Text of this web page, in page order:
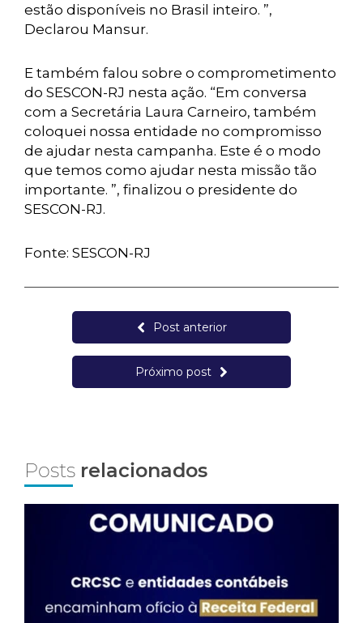
estão disponíveis no Brasil inteiro. ”,
Declarou Mansur.
E também falou sobre o comprometimento
do SESCON-RJ nesta ação. “Em conversa
com a Secretária Laura Carneiro, também
coloquei nossa entidade no compromisso
de ajudar nesta campanha. Este é o modo
que temos como ajudar nesta missão tão
importante. ”, finalizou o presidente do
SESCON-RJ.
Fonte: SESCON-RJ
Post anterior
Próximo post
Posts relacionados